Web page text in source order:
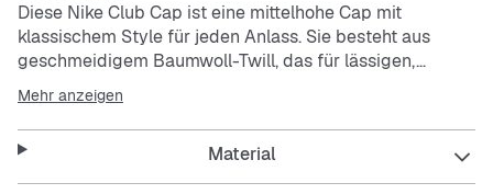
Diese Nike Club Cap ist eine mittelhohe Cap mit
klassischem Style für jeden Anlass. Sie besteht aus
geschmeidigem Baumwoll-Twill, das für lässigen,
täglichen Tragekomfort gewaschen wurde. Der
vorgeformte Schirm ist weich und unstrukturiert und
ermöglicht einfaches Styling. Der verstellbare Riemen
hinten ermöglicht eine optimale Passform.
Mehr anzeigen
Material